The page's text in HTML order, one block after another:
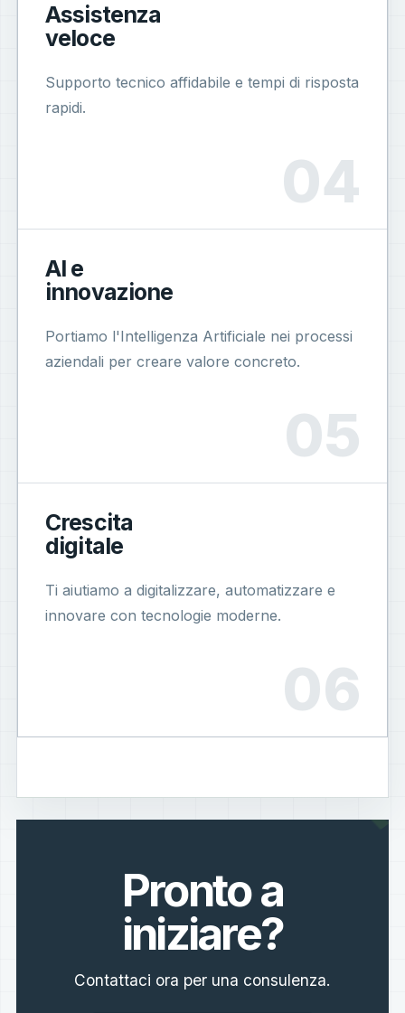
Assistenza
veloce
Supporto tecnico affidabile e tempi di risposta
rapidi.
AI e
innovazione
Portiamo l'Intelligenza Artificiale nei processi
aziendali per creare valore concreto.
Crescita
digitale
Ti aiutiamo a digitalizzare, automatizzare e
innovare con tecnologie moderne.
Pronto a
iniziare?
Contattaci ora per una consulenza.